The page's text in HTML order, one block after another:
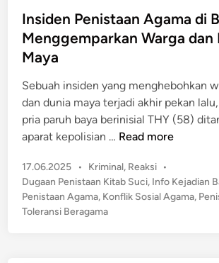
t
e
d
n
Insiden Penistaan Agama di
Menggemparkan Warga dan
Maya
Sebuah insiden yang menghebohkan
dan dunia maya terjadi akhir pekan
pria paruh baya berinisial THY (58)
aparat kepolisian … I
s
i
d
Read more
17.06.2025 •
P
o
s
t
Kriminal, Reaksi •
Dugaan Penistaan Kitab Suci, Info Kejadian
Penistaan Agama, Konflik Sosial Agama,
Toleransi Beragama